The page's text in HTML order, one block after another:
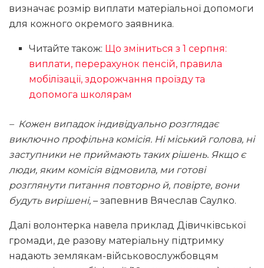
визначає розмір виплати матеріальної допомоги
для кожного окремого заявника.
Читайте також: Що зміниться з 1 серпня:
виплати, перерахунок пенсій, правила
мобілізації, здорожчання проїзду та
допомога школярам
– Кожен випадок індивідуально розглядає
виключно профільна комісія. Ні міський голова, ні
заступники не приймають таких рішень. Якщо є
люди, яким комісія відмовила, ми готові
розглянути питання повторно й, повірте, вони
будуть вирішені, – запевнив Вячеслав Саулко.
Далі волонтерка навела приклад Дівичківської
громади, де разову матеріальну підтримку
надають землякам-військовослужбовцям